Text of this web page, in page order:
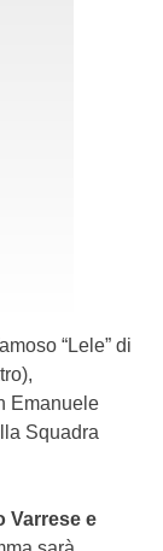
“Lele” di
Emanuele
Squadra
Varrese e